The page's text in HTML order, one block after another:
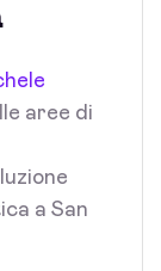
aree di
a San